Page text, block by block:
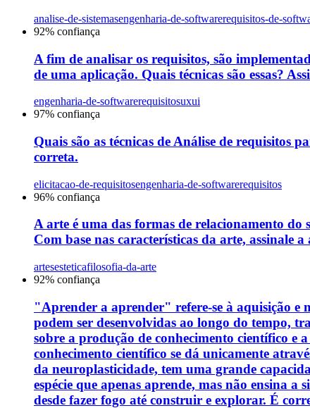
analise-de-sistemasengenharia-de-softwarerequisitos-de-
92% confiança
A fim de analisar os requisitos, são
de uma aplicação. Quais técnicas são essas?
engenharia-de-softwarerequisitosuxui
97% confiança
Quais são as técnicas de Análise de requisitos
correta.
elicitacao-de-requisitosengenharia-de-softwarerequisitos
96% confiança
A arte é uma das formas de relacionamento do
Com base nas características da arte, assinale
artesesteticafilosofia-da-arte
92% confiança
"Aprender a aprender" refere-se à aquisição e
podem ser desenvolvidas ao longo do tempo,
sobre a produção de conhecimento científico e
conhecimento científico se dá unicamente
da neuroplasticidade, tem uma grande
espécie que apenas aprende, mas não ensina a
desde fazer fogo até construir e explorar. É